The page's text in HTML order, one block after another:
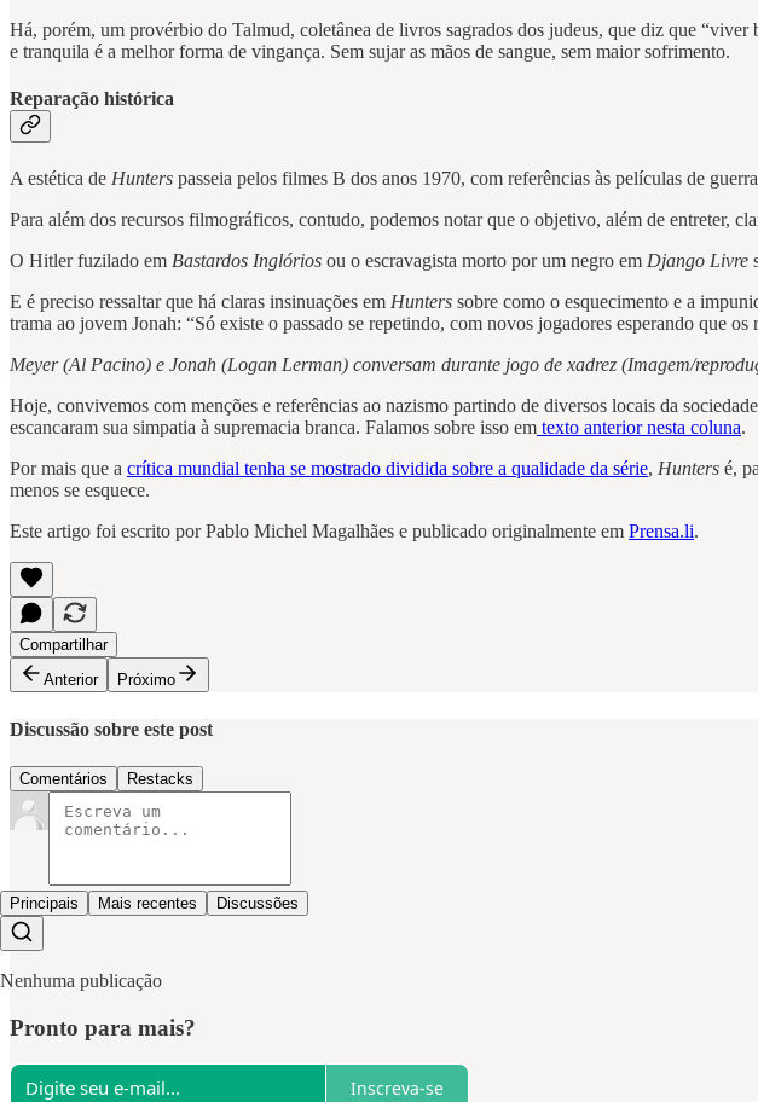
Há, porém, um provérbio do Talmud, coletânea de livros sagrados dos judeus, que diz que
e tranquila é a melhor forma de vingança. Sem sujar as mãos de sangue, sem maior sofrimento.
Reparação histórica
A estética de Hunters passeia pelos filmes B dos anos 1970, com referências às películas de
Para além dos recursos filmográficos, contudo, podemos notar que o objetivo, além de entreter,
O Hitler fuzilado em Bastardos Inglórios ou o escravagista morto por um negro em Django Livre
E é preciso ressaltar que há claras insinuações em Hunters sobre como o esquecimento e a
trama ao jovem Jonah: “Só existe o passado se repetindo, com novos jogadores esperando que os
Meyer (Al Pacino) e Jonah (Logan Lerman) conversam durante jogo de xadrez (Imagem/
Hoje, convivemos com menções e referências ao nazismo partindo de diversos locais da
escancaram sua simpatia à supremacia branca. Falamos sobre isso em texto anterior nesta coluna.
Por mais que a crítica mundial tenha se mostrado dividida sobre a qualidade da série, Hunters é,
menos se esquece.
Este artigo foi escrito por Pablo Michel Magalhães e publicado originalmente em Prensa.li.
Compartilhar
Anterior
Próximo
Discussão sobre este post
Comentários Restacks
Principais Mais recentes Discussões
Nenhuma publicação
Pronto para mais?
Inscreva-se